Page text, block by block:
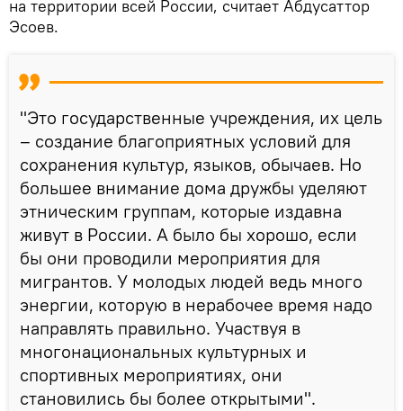
на территории всей России, считает Абдусаттор
Эсоев.
"Это государственные учреждения, их цель
– создание благоприятных условий для
сохранения культур, языков, обычаев. Но
большее внимание дома дружбы уделяют
этническим группам, которые издавна
живут в России. А было бы хорошо, если
бы они проводили мероприятия для
мигрантов. У молодых людей ведь много
энергии, которую в нерабочее время надо
направлять правильно. Участвуя в
многонациональных культурных и
спортивных мероприятиях, они
становились бы более открытыми".